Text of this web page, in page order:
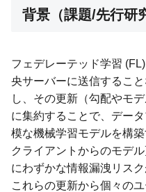
背景（課題/先行研
フェデレーテッド学習
央サーバーに送信するこ
し、その更新（勾配やモ
に集約することで、デー
模な機械学習モデルを構
クライアントからのモデ
にわずかな情報漏洩リス
これらの更新から個々の